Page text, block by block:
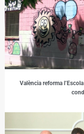
València reforma